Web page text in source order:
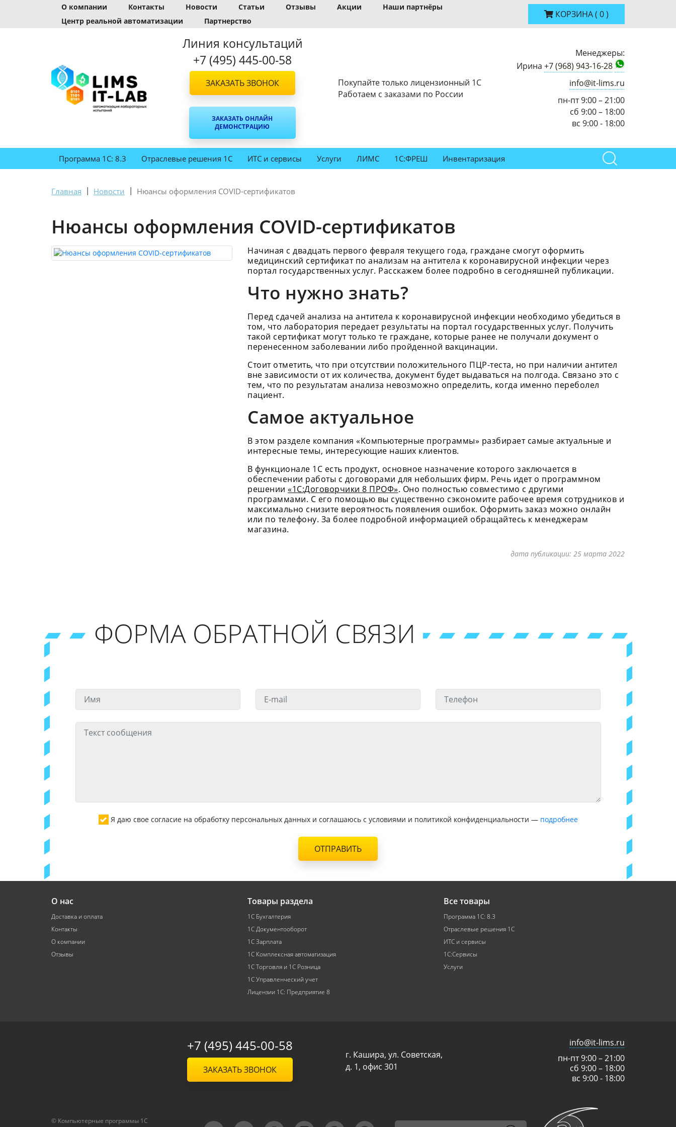
О компании Контакты Новости Статьи Отзывы Акции
Наши партнёры
Центр реальной автоматизации
Партнерство
КОРЗИНА( 0)
Линия консультаций
+7 (495) 445-00-58
ЗАКАЗАТЬ ЗВОНОК
ЗАКАЗАТЬ ОНЛАЙН
ДЕМОНСТРАЦИЮ
Покупайте только лицензионный 1С
Работаем с заказами по России
Менеджеры:
Ирина +7 (968) 943-16-28
info@it-lims.ru
пн-пт 9:00 – 21:00
сб 9:00 – 18:00
вс 9:00 - 18:00
Программа 1С: 8.3 Отраслевые решения 1С ИТС и сервисы Услуги ЛИМС 1С:ФРЕШ Инвентаризация
Главная | Новости | Нюансы оформления COVID-сертификатов
Нюансы оформления COVID-сертификатов
Начиная с двадцать первого февраля текущего года, граждане смогут оформить
медицинский сертификат по анализам на антитела к коронавирусной инфекции через
портал государственных услуг. Расскажем более подробно в сегодняшней публикации.
Что нужно знать?
Перед сдачей анализа на антитела к коронавирусной инфекции необходимо убедиться в
том, что лаборатория передает результаты на портал государственных услуг. Получить
такой сертификат могут только те граждане, которые ранее не получали документ о
перенесенном заболевании либо пройденной вакцинации.
Стоит отметить, что при отсутствии положительного ПЦР-теста, но при наличии антител
вне зависимости от их количества, документ будет выдаваться на полгода. Связано это с
тем, что по результатам анализа невозможно определить, когда именно переболел
пациент.
Самое актуальное
В этом разделе компания «Компьютерные программы» разбирает самые актуальные и
интересные темы, интересующие наших клиентов.
В функционале 1С есть продукт, основное назначение которого заключается в
обеспечении работы с договорами для небольших фирм. Речь идет о программном
решении «1С:Договорчики 8 ПРОФ». Оно полностью совместимо с другими
программами. С его помощью вы существенно сэкономите рабочее время сотрудников и
максимально снизите вероятность появления ошибок. Оформить заказ можно онлайн
или по телефону. За более подробной информацией обращайтесь к менеджерам
магазина.
дата публикации: 25 марта 2022
ФОРМА ОБРАТНОЙ СВЯЗИ
Я даю свое согласие на обработку персональных данных и соглашаюсь с условиями и политикой конфиденциальности — подробнее
ОТПРАВИТЬ
О нас
Доставка и оплата
Контакты
О компании
Отзывы
Товары раздела
1С Бухгалтерия
1С Документооборот
1С Зарплата
1С Комплексная автоматизация
1С Торговля и 1С Розница
1С Управленческий учет
Лицензии 1С: Предприятие 8
Все товары
Программа 1С: 8.3
Отраслевые решения 1С
ИТС и сервисы
1С:Сервисы
Услуги
+7 (495) 445-00-58
ЗАКАЗАТЬ ЗВОНОК
г. Кашира, ул. Советская,
д. 1, офис 301
info@it-lims.ru
пн-пт 9:00 – 21:00
сб 9:00 – 18:00
вс 9:00 - 18:00
© Компьютерные программы 1C